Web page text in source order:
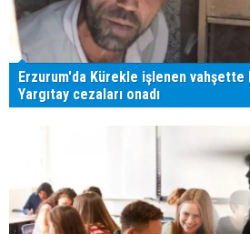
Erzurum'da Kürekle işlenen
Yargıtay cezaları onadı